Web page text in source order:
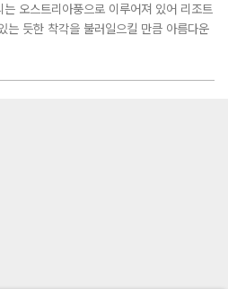
오스트리아풍으로 이루어져 있어 리조트
는 듯한 착각을 불러일으킬 만큼 아름다운